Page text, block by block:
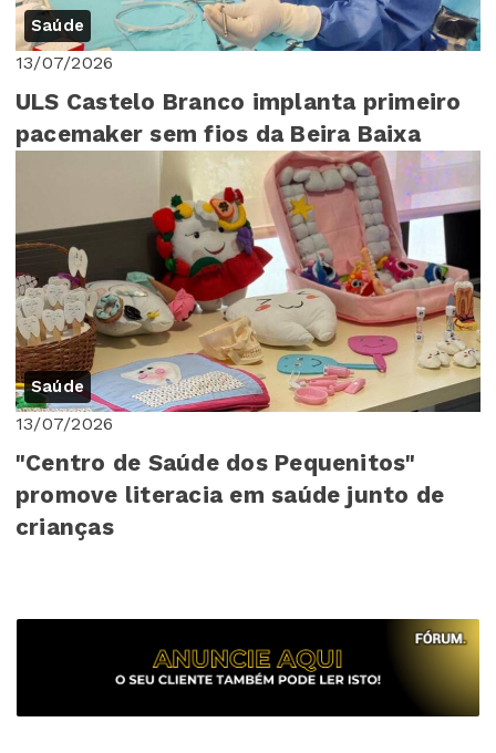
Saúde
13/07/2026
ULS Castelo Branco implanta primeiro
pacemaker sem fios da Beira Baixa
Saúde
13/07/2026
"Centro de Saúde dos Pequenitos"
promove literacia em saúde junto de
crianças